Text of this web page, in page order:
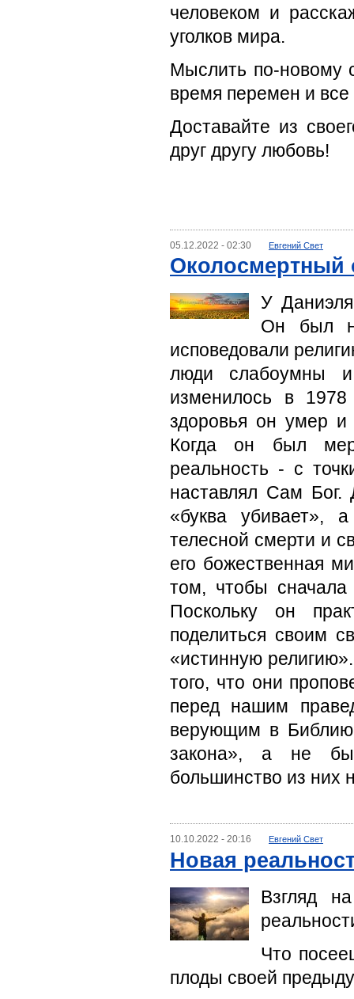
человеком и
уголков мира.
Мыслить по-новому
время перемен и все
Доставайте из
друг другу любовь!
05.12.2022 - 02:30 Евгений Свет
Околосмертный
У
Он был
исповедовали
люди слабоумны
изменилось в 1978
здоровья он умер
Когда он был
реальность - с
наставлял Сам Бог.
«буква убивает»,
телесной смерти и
его божественная
том, чтобы сначала
Поскольку он
поделиться своим
«истинную
того, что они
перед нашим
верующим в Библию
закона», а не
большинство из них
10.10.2022 - 20:16 Евгений Свет
Новая
Взгляд
Что
плоды своей